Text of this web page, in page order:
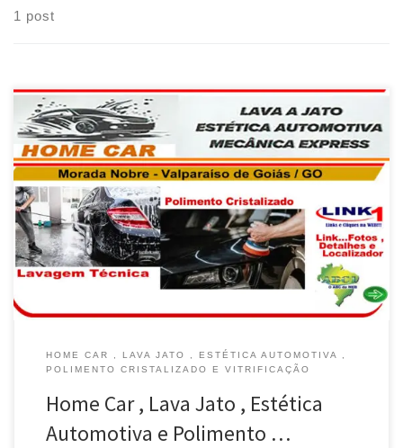
1 post
Na Home Car , Lavagem Técnica Automotiva e Polimento
cristalizado em Valparaíso de Goiás / GO Lavagem Americana
com Cera e Lavagem Técnica do Motor, Home Car em Valparaíso
de Goiás / GO Higienização dos Bancos , Carpete e Teto é na
Home Car em Valparaíso de Goiás / […]
HOME CAR , LAVA JATO , ESTÉTICA AUTOMOTIVA ,
POLIMENTO CRISTALIZADO E VITRIFICAÇÃO
Home Car , Lava Jato , Estética
Automotiva e Polimento …